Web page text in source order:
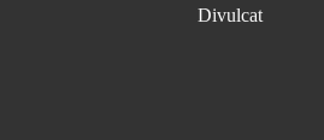
Divulcat